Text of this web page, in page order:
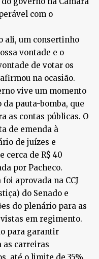
com o
ali, um consertinho
vontade e o
de votar os
na ocasião.
vive um momento
pauta-bomba, que
as contas públicas. O
de emenda à
de juízes e
cerca de R$ 40
por Pacheco.
aprovada na CCJ
do Senado e
do plenário para as
em regimento.
para garantir
as carreiras